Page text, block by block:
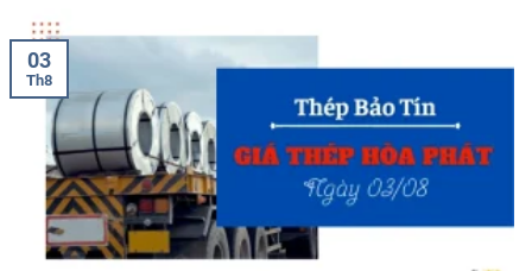
03
Th8